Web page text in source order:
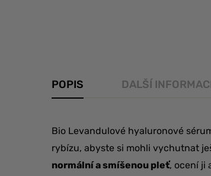
POPIS DALŠÍ
Bio Levandulové hyaluronové
rybízu, abyste si mohli vychutnat
normální a smíšenou pleť, ocení ji